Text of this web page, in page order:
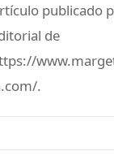
publicado
de
.